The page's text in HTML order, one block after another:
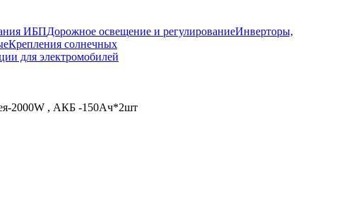
ИБПДорожное освещение и регулированиеИнверторы,
Крепления солнечных
для электромобилей
2000W , АКБ -150Aч*2шт